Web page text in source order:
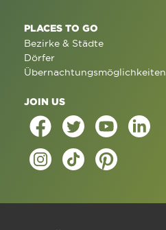
PLACES TO GO
Bezirke & Städte
Dörfer
Übernachtungsmöglichkeiten
JOIN US